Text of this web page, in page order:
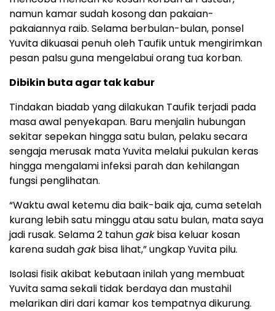
namun kamar sudah kosong dan pakaian-
pakaiannya raib. Selama berbulan-bulan, ponsel
Yuvita dikuasai penuh oleh Taufik untuk mengirimkan
pesan palsu guna mengelabui orang tua korban.
Dibikin buta agar tak kabur
Tindakan biadab yang dilakukan Taufik terjadi pada
masa awal penyekapan. Baru menjalin hubungan
sekitar sepekan hingga satu bulan, pelaku secara
sengaja merusak mata Yuvita melalui pukulan keras
hingga mengalami infeksi parah dan kehilangan
fungsi penglihatan.
“Waktu awal ketemu dia baik-baik aja, cuma setelah
kurang lebih satu minggu atau satu bulan, mata saya
jadi rusak. Selama 2 tahungakbisa keluar kosan
karena sudahgakbisa lihat,” ungkap Yuvita pilu.
Isolasi fisik akibat kebutaan inilah yang membuat
Yuvita sama sekali tidak berdaya dan mustahil
melarikan diri dari kamar kos tempatnya dikurung.